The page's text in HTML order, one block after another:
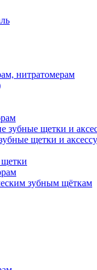
нитратомерам
щетки и
зубным щёткам